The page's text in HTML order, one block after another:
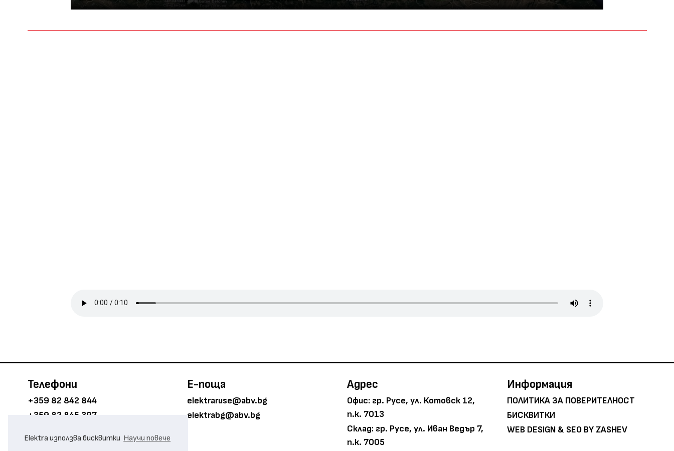
Elektra използва бисквитки Научи повече
Телефони
+359 82 842 844
+359 82 845 397
+359 888 888 094
E-поща
elektraruse@abv.bg
elektrabg@abv.bg
Адрес
Офис: гр. Русе, ул. Котовск 12,
п.к. 7013
Склад: гр. Русе, ул. Иван Ведър 7,
п.к. 7005
Информация
ПОЛИТИКА ЗА ПОВЕРИТЕЛНОСТ
БИСКВИТКИ
WEB DESIGN & SEO BY ZASHEV